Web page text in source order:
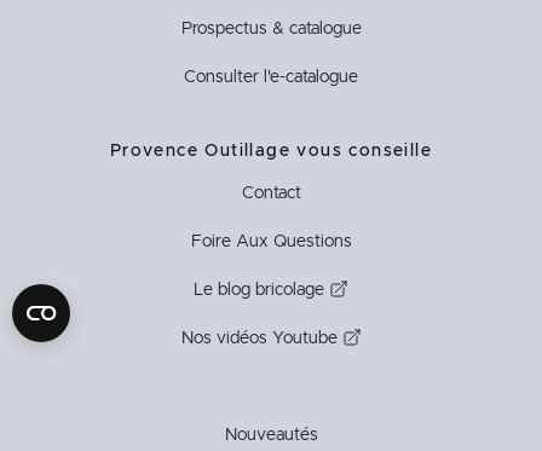
Prospectus & catalogue
Consulter l'e-catalogue
Provence Outillage vous conseille
Contact
Foire Aux Questions
Le blog bricolage
Nos vidéos Youtube
Nouveautés